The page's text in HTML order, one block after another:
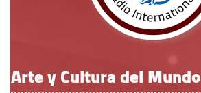
Arte y Cultura del Mundo